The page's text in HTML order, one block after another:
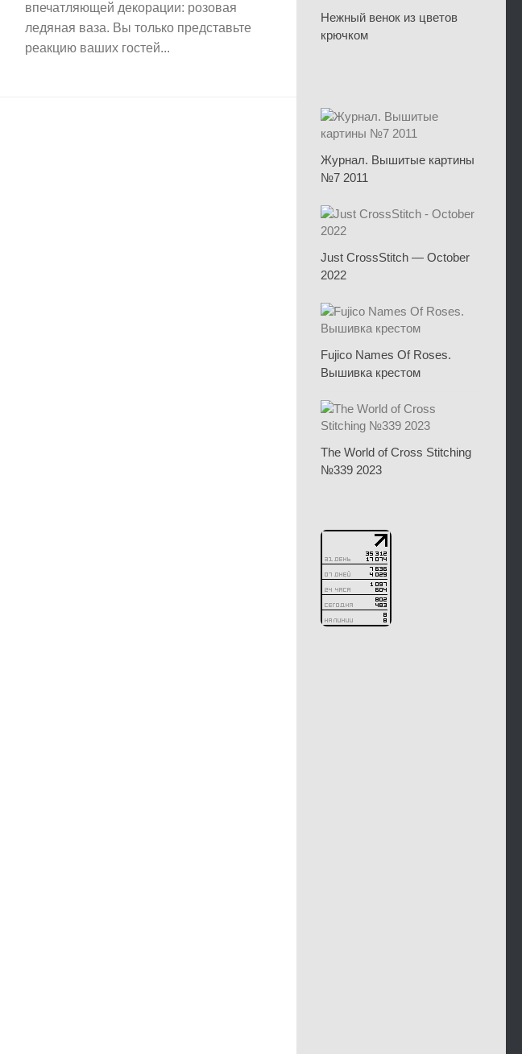
впечатляющей декорации: розовая
ледяная ваза. Вы только представьте
реакцию ваших гостей...
Нежный венок из цветов
крючком
Журнал. Вышитые картины
№7 2011
Just CrossStitch — October
2022
Fujico Names Of Roses.
Вышивка крестом
The World of Cross Stitching
№339 2023